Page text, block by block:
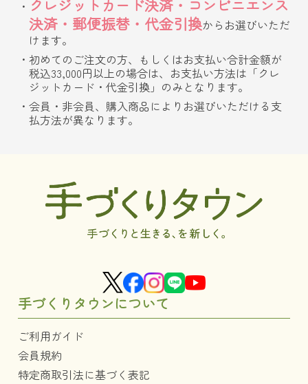
クレジットカード決済・コンビニエンス
決済・郵便振替・代金引換からお選びいただ
けます。
初めてのご注文の方、もしくはお支払い合計金額が
税込33,000円以上の場合は、お支払い方法は「クレ
ジットカード・代金引換」のみとなります。
会員・非会員、購入商品によりお選びいただける支
払方法が異なります。
手づくりタウンについて
ご利用ガイド
会員規約
特定商取引法に基づく表記